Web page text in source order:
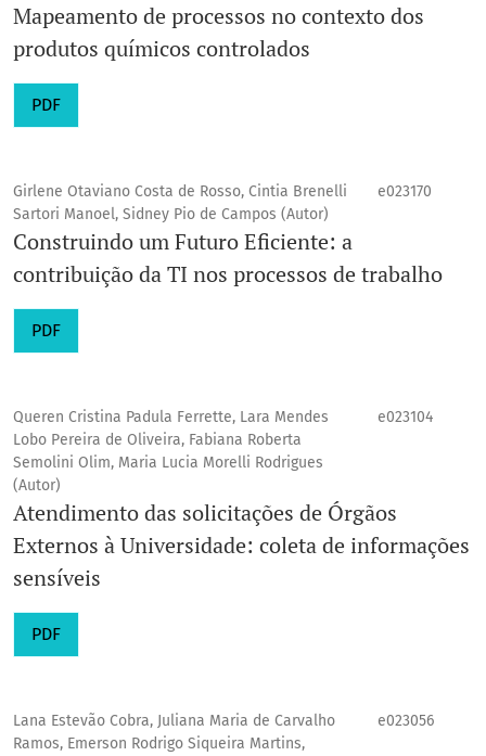
Mapeamento de processos no contexto dos
produtos químicos controlados
PDF
Girlene Otaviano Costa de Rosso, Cintia Brenelli
Sartori Manoel, Sidney Pio de Campos (Autor)
e023170
Construindo um Futuro Eficiente: a
contribuição da TI nos processos de trabalho
PDF
Queren Cristina Padula Ferrette, Lara Mendes
Lobo Pereira de Oliveira, Fabiana Roberta
Semolini Olim, Maria Lucia Morelli Rodrigues
(Autor)
e023104
Atendimento das solicitações de Órgãos
Externos à Universidade: coleta de informações
sensíveis
PDF
Lana Estevão Cobra, Juliana Maria de Carvalho
Ramos, Emerson Rodrigo Siqueira Martins,
e023056